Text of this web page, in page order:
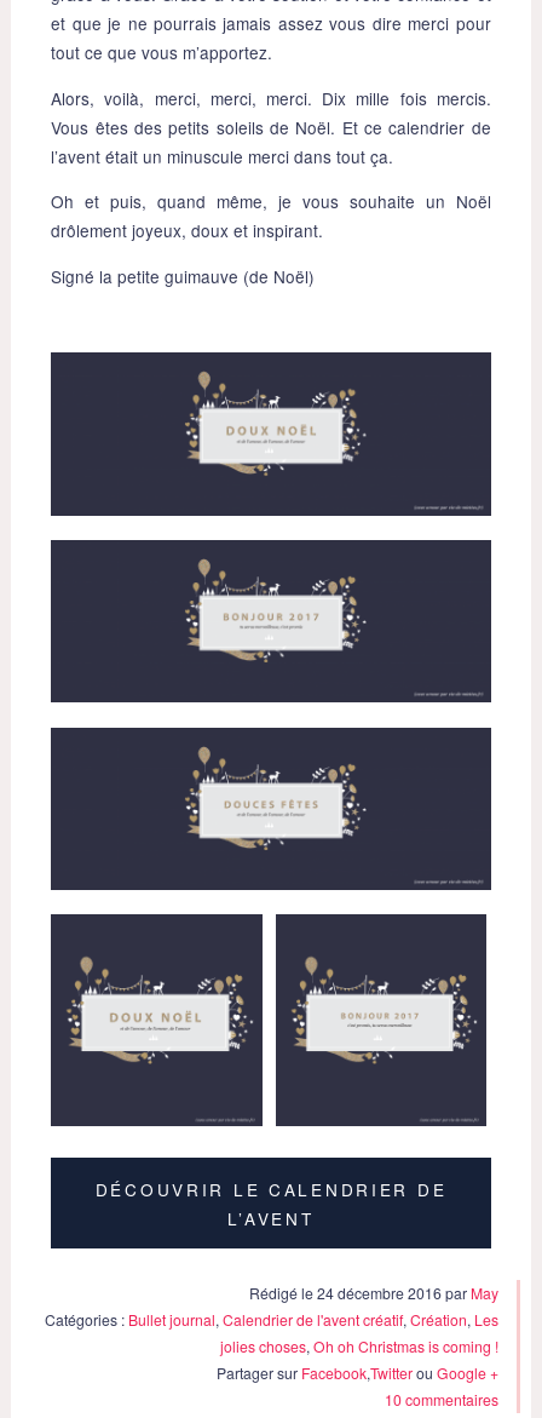
et que je ne pourrais jamais assez vous dire merci pour
tout ce que vous m’apportez.
Alors, voilà, merci, merci, merci. Dix mille fois mercis.
Vous êtes des petits soleils de Noël. Et ce calendrier de
l’avent était un minuscule merci dans tout ça.
Oh et puis, quand même, je vous souhaite un Noël
drôlement joyeux, doux et inspirant.
Signé la petite guimauve (de Noël)
DÉCOUVRIR LE CALENDRIER DE
L’AVENT
Rédigé le 24 décembre 2016 par May
Catégories : Bullet journal,Calendrier de l'avent créatif,Création, Les
jolies choses,Oh oh Christmas is coming !
Partager sur Facebook,TwitterouGoogle +
10 commentaires